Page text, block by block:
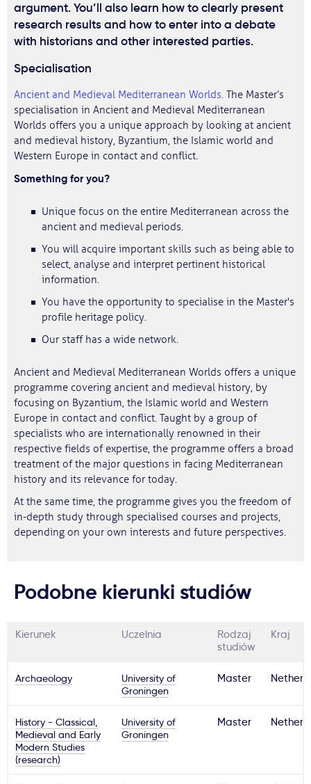
argument. You’ll also learn how to clearly present
research results and how to enter into a debate
with historians and other interested parties.
Specialisation
Ancient and Medieval Mediterranean Worlds. The Master’s
specialisation in Ancient and Medieval Mediterranean
Worlds offers you a unique approach by looking at ancient
and medieval history, Byzantium, the Islamic world and
Western Europe in contact and conflict.
Something for you?
Unique focus on the entire Mediterranean across the
ancient and medieval periods.
You will acquire important skills such as being able to
select, analyse and interpret pertinent historical
information.
You have the opportunity to specialise in the Master's
profile heritage policy.
Our staff has a wide network.
Ancient and Medieval Mediterranean Worlds offers a unique
programme covering ancient and medieval history, by
focusing on Byzantium, the Islamic world and Western
Europe in contact and conflict. Taught by a group of
specialists who are internationally renowned in their
respective fields of expertise, the programme offers a broad
treatment of the major questions in facing Mediterranean
history and its relevance for today.
At the same time, the programme gives you the freedom of
in-depth study through specialised courses and projects,
depending on your own interests and future perspectives.
Podobne kierunki studiów
Kierunek Uczelnia
Rodzaj
studiów
Kraj
Archaeology
University of
Groningen
Master
History - Classical,
Medieval and Early
Modern Studies
(research)
University of
Groningen
Master